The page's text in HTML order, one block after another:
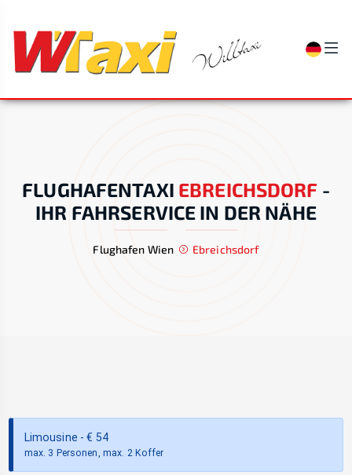
FLUGHAFENTAXI EBREICHSDORF -
IHR FAHRSERVICE IN DER NÄHE
Flughafen Wien Ebreichsdorf
Limousine - € 54
max. 3 Personen, max. 2 Koffer